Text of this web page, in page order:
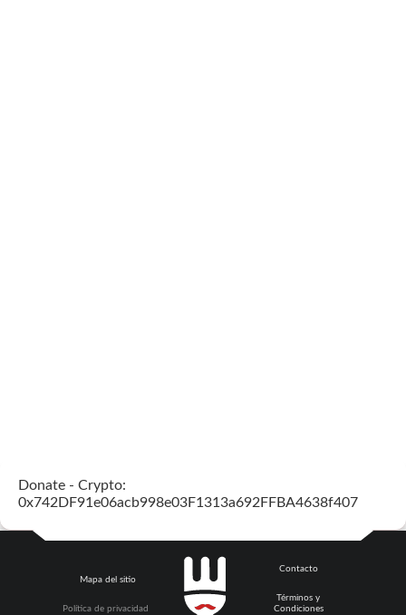
Donate - Crypto:
0x742DF91e06acb998e03F1313a692FFBA4638f407
Mapa del sitio
Política de privacidad
Contacto
Términos y
Condiciones